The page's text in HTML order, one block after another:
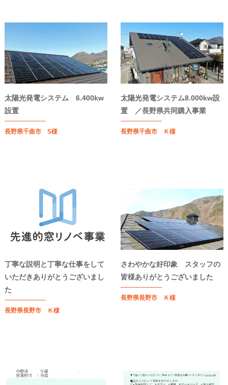
太陽光発電システム 6.400kw
設置
長野県千曲市 S様
太陽光発電システム8.000kw設
置 ／長野県共同購入事業
長野県千曲市 Ｋ様
丁寧な説明と丁寧な仕事をして
いただきありがとうございまし
た
長野県長野市 Ｋ様
さわやかな好印象 スタッフの
皆様ありがとうございました
長野県長野市 Ｋ様